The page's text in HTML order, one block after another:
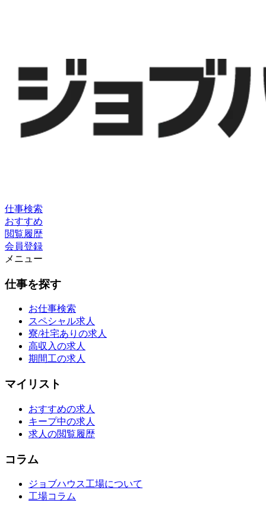
仕事検索
おすすめ
閲覧履歴
会員登録
メニュー
仕事を探す
お仕事検索
スペシャル求人
寮/社宅ありの求人
高収入の求人
期間工の求人
マイリスト
おすすめの求人
キープ中の求人
求人の閲覧履歴
コラム
ジョブハウス工場について
工場コラム